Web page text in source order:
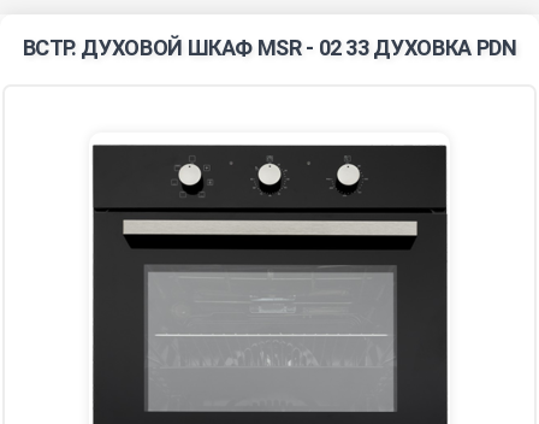
ВСТР. ДУХОВОЙ ШКАФ MSR - 02 33 ДУХОВКА PDN